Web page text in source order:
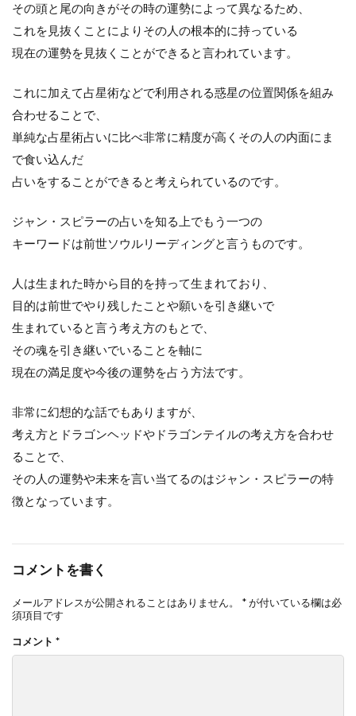
その頭と尾の向きがその時の運勢によって異なるため、
これを見抜くことによりその人の根本的に持っている
現在の運勢を見抜くことができると言われています。
これに加えて占星術などで利用される惑星の位置関係を組み
合わせることで、
単純な占星術占いに比べ非常に精度が高くその人の内面にま
で食い込んだ
占いをすることができると考えられているのです。
ジャン・スピラーの占いを知る上でもう一つの
キーワードは前世ソウルリーディングと言うものです。
人は生まれた時から目的を持って生まれており、
目的は前世でやり残したことや願いを引き継いで
生まれていると言う考え方のもとで、
その魂を引き継いでいることを軸に
現在の満足度や今後の運勢を占う方法です。
非常に幻想的な話でもありますが、
考え方とドラゴンヘッドやドラゴンテイルの考え方を合わせ
ることで、
その人の運勢や未来を言い当てるのはジャン・スピラーの特
徴となっています。
コメントを書く
メールアドレスが公開されることはありません。 *が付いている欄は必
須項目です
コメント *